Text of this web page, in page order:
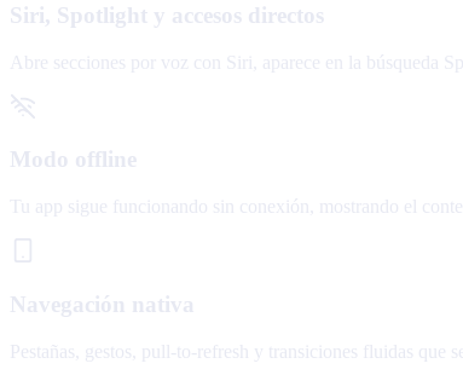
Siri, Spotlight y accesos directos
Abre secciones por voz con Siri, aparece en la búsqueda
Modo offline
Tu app sigue funcionando sin conexión, mostrando el
Navegación nativa
Pestañas, gestos, pull-to-refresh y transiciones fluidas que